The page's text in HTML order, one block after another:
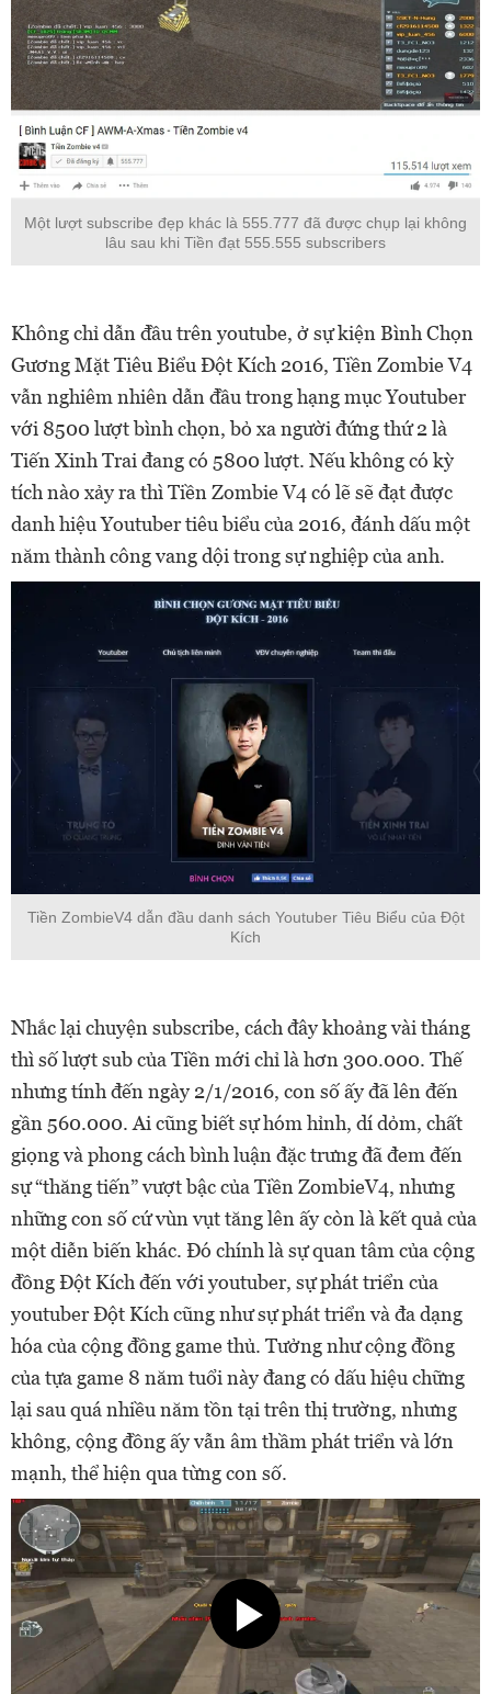
Một lượt subscribe đẹp khác là 555.777 đã được chụp lại không
lâu sau khi Tiền đạt 555.555 subscribers
Không chỉ dẫn đầu trên youtube, ở sự kiện Bình Chọn
Gương Mặt Tiêu Biểu Đột Kích 2016, Tiền Zombie V4
vẫn nghiêm nhiên dẫn đầu trong hạng mục Youtuber
với 8500 lượt bình chọn, bỏ xa người đứng thứ 2 là
Tiến Xinh Trai đang có 5800 lượt. Nếu không có kỳ
tích nào xảy ra thì Tiền Zombie V4 có lẽ sẽ đạt được
danh hiệu Youtuber tiêu biểu của 2016, đánh dấu một
năm thành công vang dội trong sự nghiệp của anh.
Tiền ZombieV4 dẫn đầu danh sách Youtuber Tiêu Biểu của Đột
Kích
Nhắc lại chuyện subscribe, cách đây khoảng vài tháng
thì số lượt sub của Tiền mới chỉ là hơn 300.000. Thế
nhưng tính đến ngày 2/1/2016, con số ấy đã lên đến
gần 560.000. Ai cũng biết sự hóm hỉnh, dí dỏm, chất
giọng và phong cách bình luận đặc trưng đã đem đến
sự “thăng tiến” vượt bậc của Tiền ZombieV4, nhưng
những con số cứ vùn vụt tăng lên ấy còn là kết quả của
một diễn biến khác. Đó chính là sự quan tâm của cộng
đồng Đột Kích đến với youtuber, sự phát triển của
youtuber Đột Kích cũng như sự phát triển và đa dạng
hóa của cộng đồng game thủ. Tưởng như cộng đồng
của tựa game 8 năm tuổi này đang có dấu hiệu chững
lại sau quá nhiều năm tồn tại trên thị trường, nhưng
không, cộng đồng ấy vẫn âm thầm phát triển và lớn
mạnh, thể hiện qua từng con số.